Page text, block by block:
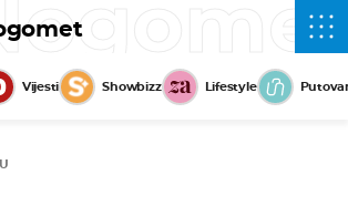
Vijesti Showbizz Lifestyle